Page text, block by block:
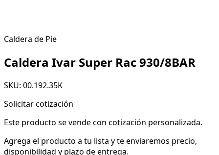
Caldera de Pie
Caldera Ivar Super Rac 930/8BAR
SKU: 00.192.35K
Solicitar cotización
Este producto se vende con cotización personalizada.
Agrega el producto a tu lista y te enviaremos precio,
disponibilidad y plazo de entrega.